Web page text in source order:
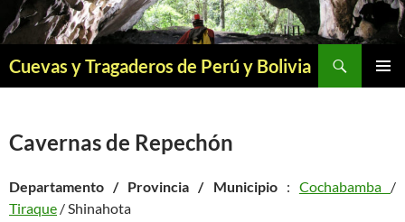
Saltar
al
Cuevas y Tragaderos de Perú y Bolivia
Cavernas de Repechón
Departamento / Provincia / Municipio : Cochabamba /
Tiraque / Shinahota